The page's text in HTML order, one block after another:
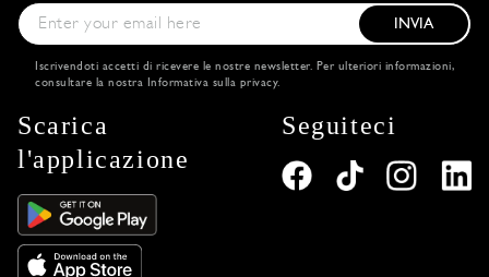
INVIA
Iscrivendoti accetti di ricevere le nostre newsletter. Per ulteriori informazioni,
consultare la nostra Informativa sulla privacy.
Scarica
l'applicazione
Seguiteci